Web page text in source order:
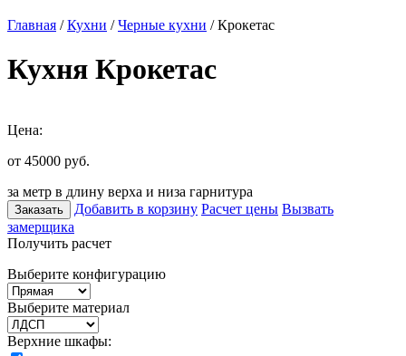
Главная /Кухни /Черные кухни / Крокетас
Кухня Крокетас
Цена:
от 45000 руб.
за метр в длину верха и низа гарнитура
Заказать Добавить в корзину Расчет цены Вызвать
замерщика
Получить расчет
Выберите конфигурацию
Выберите материал
Верхние шкафы: